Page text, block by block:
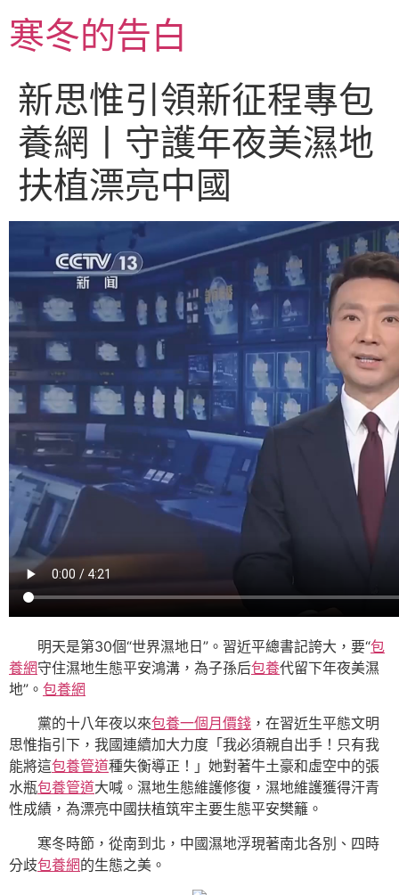
至
主寒冬的告白
新思惟引領新征程專包
養網丨守護年夜美濕地
扶植漂亮中國
明天是第30個“世界濕地日”。習近平總書記誇大，要“包
養網守住濕地生態平安鴻溝，為子孫后包養代留下年夜美濕
地”。 包養網
黨的十八年夜以來包養一個月價錢 ，在習近生平態文明
思惟指引下，我國連續加大力度「我必須親自出手！只有我
能將這包養管道種失衡導正！」她對著牛土豪和虛空中的張
水瓶包養管道大喊。濕地生態維護修復，濕地維護獲得汗青
性成績，為漂亮中國扶植筑牢主要生態平安樊籬。
寒冬時節，從南到北，中國濕地浮現著南北各別、四時
分歧包養網的生態之美。